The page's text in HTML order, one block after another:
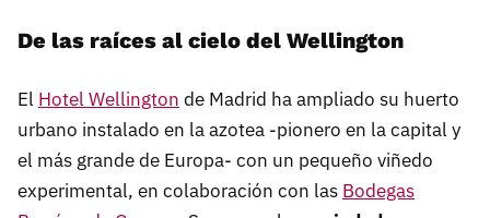
De las raíces al cielo del Wellington
El Hotel Wellington de Madrid ha ampliado su huerto
urbano instalado en la azotea -pionero en la capital y
el más grande de Europa- con un pequeño viñedo
experimental, en colaboración con las Bodegas